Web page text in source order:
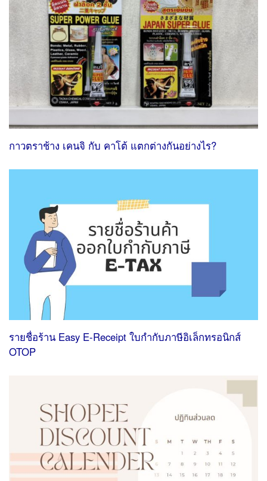
กาวตราช้าง เคนจิ กับ คาโต้ แตกต่างกันอย่างไร?
รายชื่อร้าน Easy E-Receipt ใบกํากับภาษีอิเล็กทรอนิกส์
OTOP